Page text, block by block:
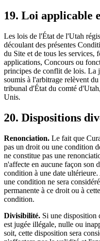
19. Loi applicable
Les lois de l'État de l'Utah
découlant des présentes
du Site et de tous les services,
applications, Concours ou
principes de conflit de lois. La
soumis à l'arbitrage relèvent
tribunal d'État du comté
Unis.
20. Dispositions
Renonciation. Le fait que
pas un droit ou une condition
ne constitue pas une
n'affecte en aucune façon son
condition à une date
une condition ne sera
permanente à ce droit ou à
condition.
Divisibilité. Si une disposition
est jugée illégale, nulle ou
soit, cette disposition sera